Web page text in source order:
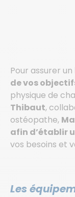
Pour assurer un
de vos
physique de
Thibaut,
ostéopathe,
afin d’établir
vos besoins et
Les